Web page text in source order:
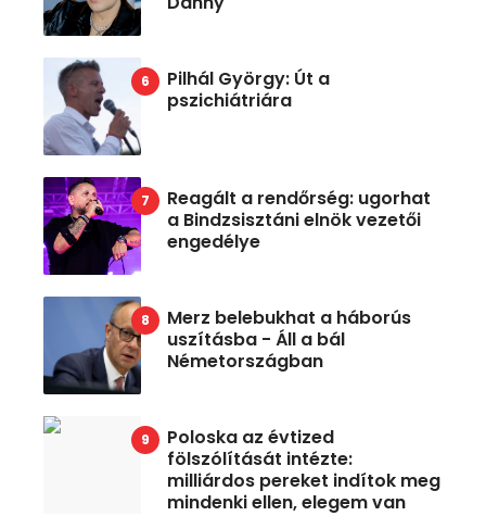
Pilhál György: Út a
pszichiátriára
Reagált a rendőrség: ugorhat
a Bindzsisztáni elnök vezetői
engedélye
Merz belebukhat a háborús
uszításba - Áll a bál
Németországban
Poloska az évtized
fölszólítását intézte:
milliárdos pereket indítok meg
mindenki ellen, elegem van